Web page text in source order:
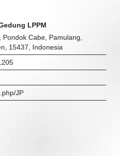
LPPM
Cabe, Pamulang,
15437, Indonesia
JP